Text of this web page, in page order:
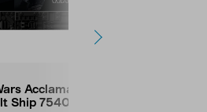
Acclamator-
Ship 75404,
5 stjerner